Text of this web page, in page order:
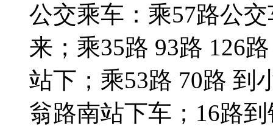
公交乘车：乘57路公
来；乘35路 93路 126
站下；乘53路 70路 到
翁路南站下车；16路